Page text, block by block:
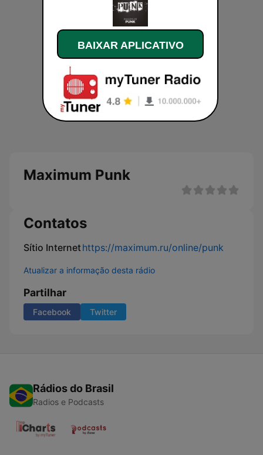
Maximum Punk
Contatos
Sítio Internethttps://maximum.ru/online/punk
Atualizar a informação desta rádio
Partilhar
Facebook Twitter
Rádios do Brasil
Radios e Podcasts
BAIXAR APLICATIVO